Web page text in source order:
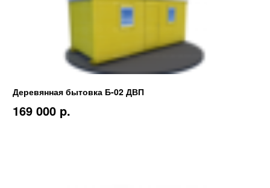
Деревянная бытовка Б-02 ДВП
169 000 p.